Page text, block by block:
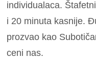
individualaca.
i 20 minuta kasnije.
prozvao kao
ceni nas.